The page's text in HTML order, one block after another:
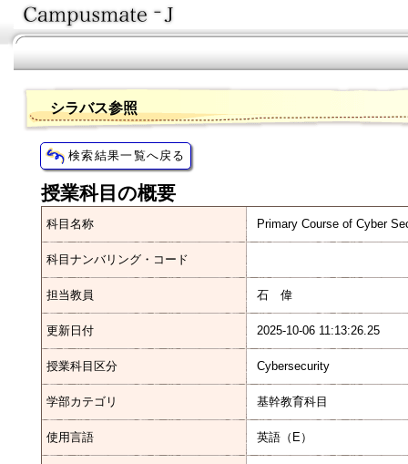
シラバス参照
授業科目の概要
科目名称 Primary Course of Cyber
科目ナンバリング・コード
担当教員 石 偉
更新日付 2025-10-06 11:13:26.25
授業科目区分 Cybersecurity
学部カテゴリ 基幹教育科目
使用言語 英語（E）